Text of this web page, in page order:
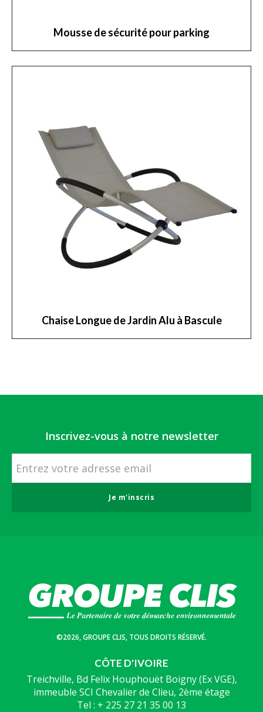
Mousse de sécurité pour parking
Chaise Longue de Jardin Alu à Bascule
Inscrivez-vous à notre newsletter
Je m'inscris
©2026, GROUPE CLIS, TOUS DROITS RÉSERVÉ.
CÔTE D'IVOIRE
Treichville, Bd Felix Houphouët Boigny (Ex VGE),
immeuble SCI Chevalier de Clieu, 2ème étage
Tel : + 225 27 21 35 00 13